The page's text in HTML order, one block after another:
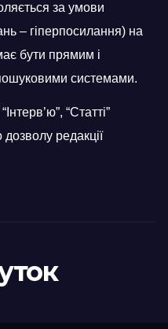
за умови
– гіперпосилання) на
бути прямим і
системами.
“Статті”
редакції